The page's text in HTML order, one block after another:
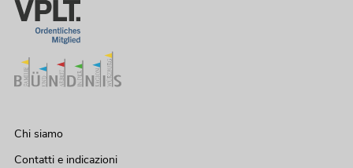
Chi siamo
Contatti e indicazioni